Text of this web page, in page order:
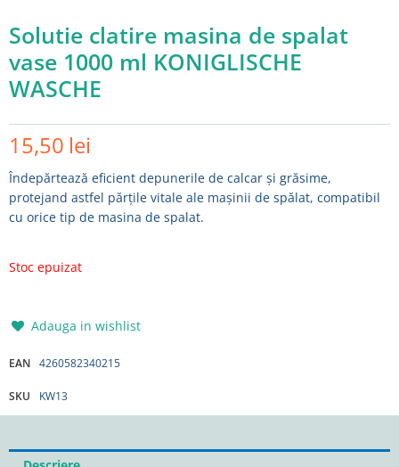
Solutie clatire masina de spalat
vase 1000 ml KONIGLISCHE
WASCHE
15,50 lei
Îndepărtează eficient depunerile de calcar și grăsime,
protejand astfel părțile vitale ale mașinii de spălat, compatibil
cu orice tip de masina de spalat.
Stoc epuizat
Adauga in wishlist
EAN 4260582340215
SKU KW13